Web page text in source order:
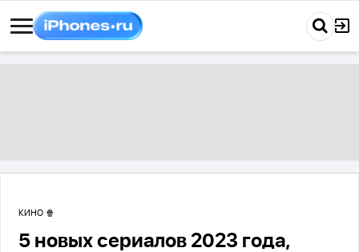
КИНО 🍿
5 новых сериалов 2023 года,